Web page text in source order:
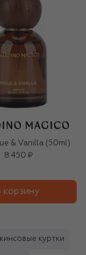
& Vanilla (50ml)
8 450 ₽
корзину
куртки